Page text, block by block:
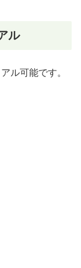
ル
ル可能です。